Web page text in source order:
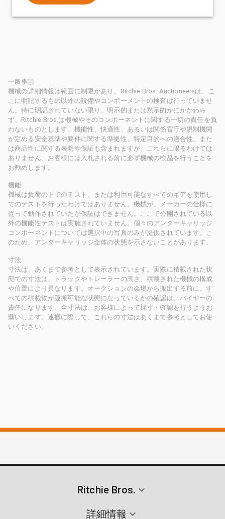
一般事項
機械の詳細情報は範囲に制限があり、Ritchie Bros. Auctioneersは、こ
こに明記するもの以外の設備やコンポーメントの検査は行っていませ
ん。特に明記されていない限り、明示的または黙示的かにかかわら
ず、Ritchie Bros.は機械やそのコンポーネントに関する一切の責任を負
わないものとします。機能性、快適性、あるいは関係官庁や規制機関
が定める安全基準や要件に関する準拠性、特定目的への適合性、また
は商品性に関する表明や保証も含まれますが、これらに限るわけでは
ありません。お客様には入札される前に必ず機械の検品を行うことを
お勧めします。
機能
機械は負荷の下でのテスト、または利用可能なすべてのギアを使用し
てのテストを行ったわけではありません。機械が、メーカーの仕様に
従って動作されていたか保証はできません。ここで公開されている以
外の機能性テストは実施されていません。個々のアンダーキャリッジ
コンポーネントについては選択中の写真のみが提供されています。こ
のため、アンダーキャリッジ全体の状態を示さないことがあります。
寸法
寸法は、あくまで参考として表示されています。実際に積載された状
態での寸法は、トラックやトレーラーの高さ、積載された機械の構成
や位置により異なります。オークションの会場から搬出する前に、す
べての積載物が運搬可能な状態になっているかの確認は、バイヤーの
責任になります。全寸法は、お客様によって採寸・確認を行うようお
願いします。運搬に際して、これらの寸法はあくまで参考としてお使
いください。
Ritchie Bros.
詳細情報